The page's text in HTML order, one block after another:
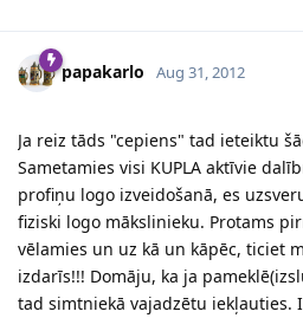
papakarlo Aug 31, 2012
Ja reiz tāds "cepiens" tad ieteiktu
Sametamies visi KUPLA aktīvie
profiņu logo izveidošanā, es
fiziski logo mākslinieku. Protams
vēlamies un uz kā un kāpēc, ticiet
izdarīs!!! Domāju, ka ja
tad simtniekā vajadzētu iekļauties.